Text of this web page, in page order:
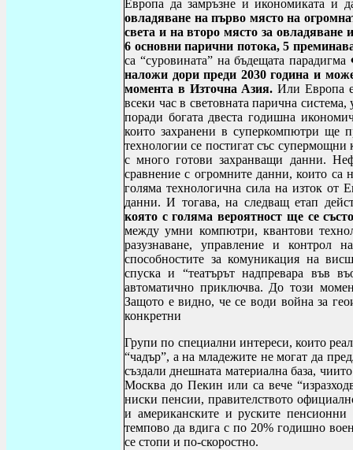
Европа да замръзне и икономиката и
овладяване на първо място на
света и на второ място за овладяване
6 основни парични потока, 5
са “суровината” на бъдещата парадигма
наложи дори преди 2030 година и
момента в Източна Азия. Или Европа е
всеки час в световната парична
поради богата двеста годишна
които захранени в суперкомпютри ще
технологии се постигат със
с много готови захранващи данни.
сравнение с огромните данни, които са
голяма технологична сила на изток от
данни. И тогава, на следващ етап
която с голяма вероятност ще се
между умни компютри, квантови
разузнаване, управление и контрол
способностите за комуникация на
спуска и “театърът надпревара във
автоматично приключва. До този
Защото е видно, че се води война за
конкретни
Групи по специални интереси, които
“чадър”, а на младежите не могат да
създали днешната материална база,
Москва до Пекин или са вече
ниски пенсии, правителството
и американските и руските
темпово да вдига с по 20% годишно
се стопи и по-скоростно.